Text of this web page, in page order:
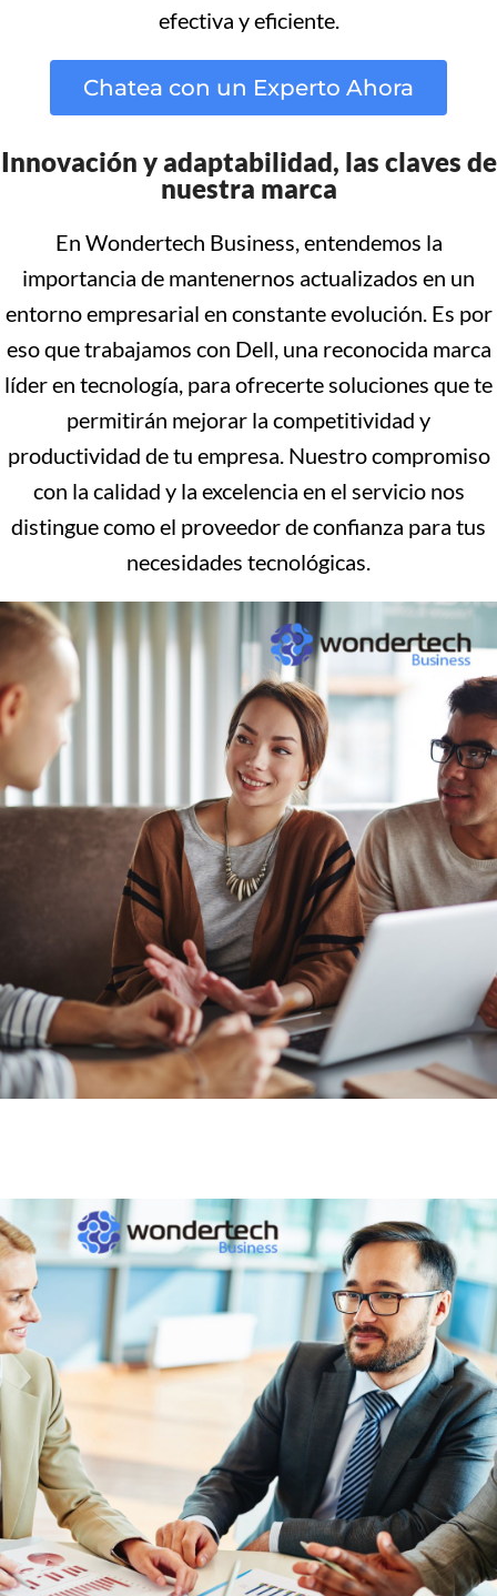
efectiva y eficiente.
Chatea con un Experto Ahora
Innovación y adaptabilidad, las claves de
nuestra marca
En Wondertech Business, entendemos la
importancia de mantenernos actualizados en un
entorno empresarial en constante evolución. Es por
eso que trabajamos con Dell, una reconocida marca
líder en tecnología, para ofrecerte soluciones que te
permitirán mejorar la competitividad y
productividad de tu empresa. Nuestro compromiso
con la calidad y la excelencia en el servicio nos
distingue como el proveedor de confianza para tus
necesidades tecnológicas.